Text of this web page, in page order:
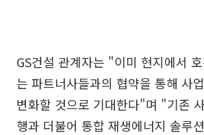
GS건설 관계자는 "이미 현지에서
는 파트너사들과의 협약을 통해 사
변화할 것으로 기대한다"며 "기존
행과 더불어 통합 재생에너지 솔루